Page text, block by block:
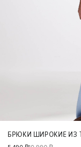
БРЮКИ ШИРОКИЕ ИЗ